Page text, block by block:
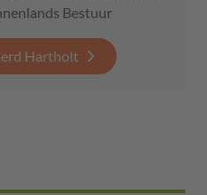
Bestuur
Hartholt